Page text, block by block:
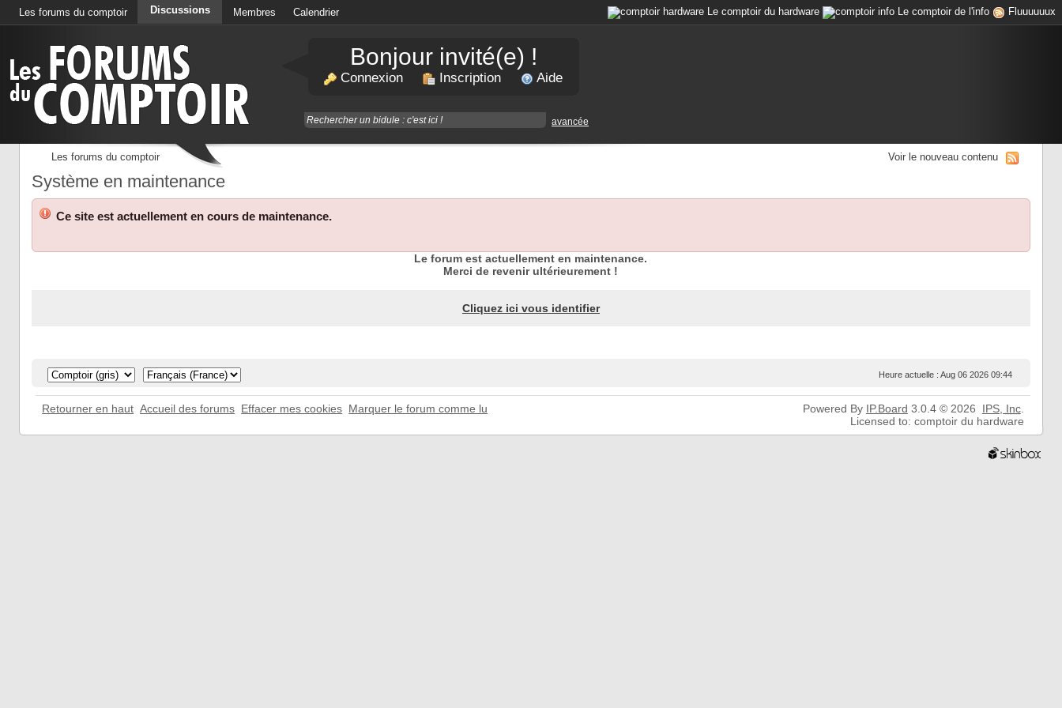
Les forums du comptoir Discussions Membres Calendrier Le comptoir du hardware Le comptoir de l'info Fluuuuuux
Bonjour invité(e) !
Connexion Inscription Aide
avancée
Les forums du comptoir Voir le nouveau contenu
Système en maintenance
Ce site est actuellement en cours de maintenance.
Le forum est actuellement en maintenance.
Merci de revenir ultérieurement !
Cliquez ici vous identifier
Heure actuelle : Aug 06 2026 09:44
Retourner en haut Accueil des forums Effacer mes cookies Marquer le forum comme lu Powered By IP.Board 3.0.4 © 2026 IPS, Inc.
Licensed to: comptoir du hardware